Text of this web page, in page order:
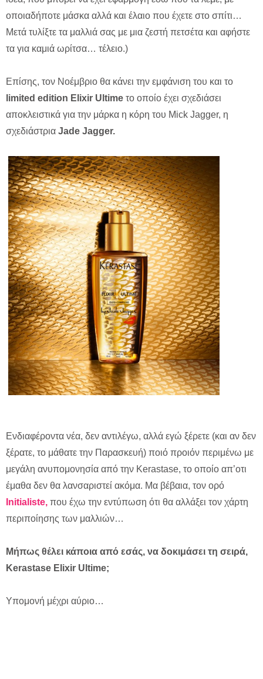
οποιαδήποτε μάσκα αλλά και έλαιο που έχετε στο σπίτι…
Μετά τυλίξτε τα μαλλιά σας με μια ζεστή πετσέτα και αφήστε
τα για καμιά ωρίτσα… τέλειο.)
Επίσης, τον Νοέμβριο θα κάνει την εμφάνιση του και το
limited edition Elixir Ultime το οποίο έχει σχεδιάσει
αποκλειστικά για την μάρκα η κόρη του Mick Jagger, η
σχεδιάστρια Jade Jagger.
Ενδιαφέροντα νέα, δεν αντιλέγω, αλλά εγώ ξέρετε (και αν δεν
ξέρατε, το μάθατε την Παρασκευή) ποιό προιόν περιμένω με
μεγάλη ανυπομονησία από την Kerastase, το οποίο απ’οτι
έμαθα δεν θα λανσαριστεί ακόμα. Μα βέβαια, τον ορό
Initialiste, που έχω την εντύπωση ότι θα αλλάξει τον χάρτη
περιποίησης των μαλλιών…
Μήπως θέλει κάποια από εσάς, να δοκιμάσει τη σειρά,
Kerastase Elixir Ultime;
Υπομονή μέχρι αύριο…